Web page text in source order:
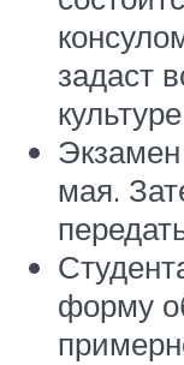
задаст
мая.
форму